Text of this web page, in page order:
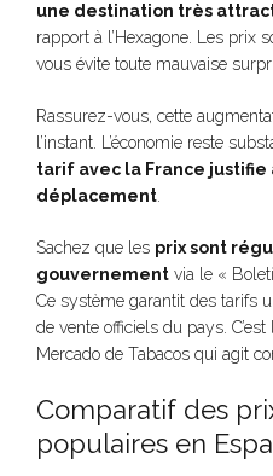
une destination très
rapport à l’Hexagone. Les prix
vous évite toute mauvaise
Rassurez-vous, cette
l’instant. L’économie reste
tarif avec la France
déplacement.
Sachez que les prix sont
gouvernement via le «
Ce système garantit des tarifs
de vente officiels du pays.
Mercado de Tabacos qui agit
Comparatif des
populaires en